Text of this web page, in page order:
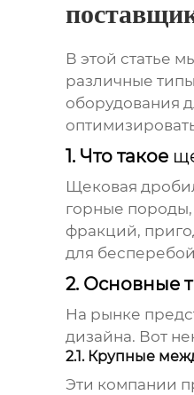
В этой статье
различные
оборудования
1. Что такое
Щековая
горные породы,
фракций,
для
2. Основные
На рынке
дизайна. Вот
2.1. Крупные
Эти компании